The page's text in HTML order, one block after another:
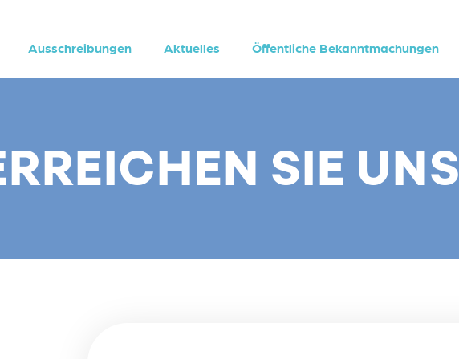
Ausschreibungen Aktuelles Öffentliche Bekanntmachungen
SIE UNS